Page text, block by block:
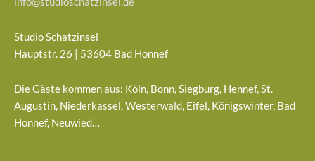
Studio Schatzinsel
Hauptstr. 26 | 53604 Bad Honnef
Die Gäste kommen aus: Köln, Bonn, Siegburg, Hennef, St.
Augustin, Niederkassel, Westerwald, Eifel, Königswinter, Bad
Honnef, Neuwied…